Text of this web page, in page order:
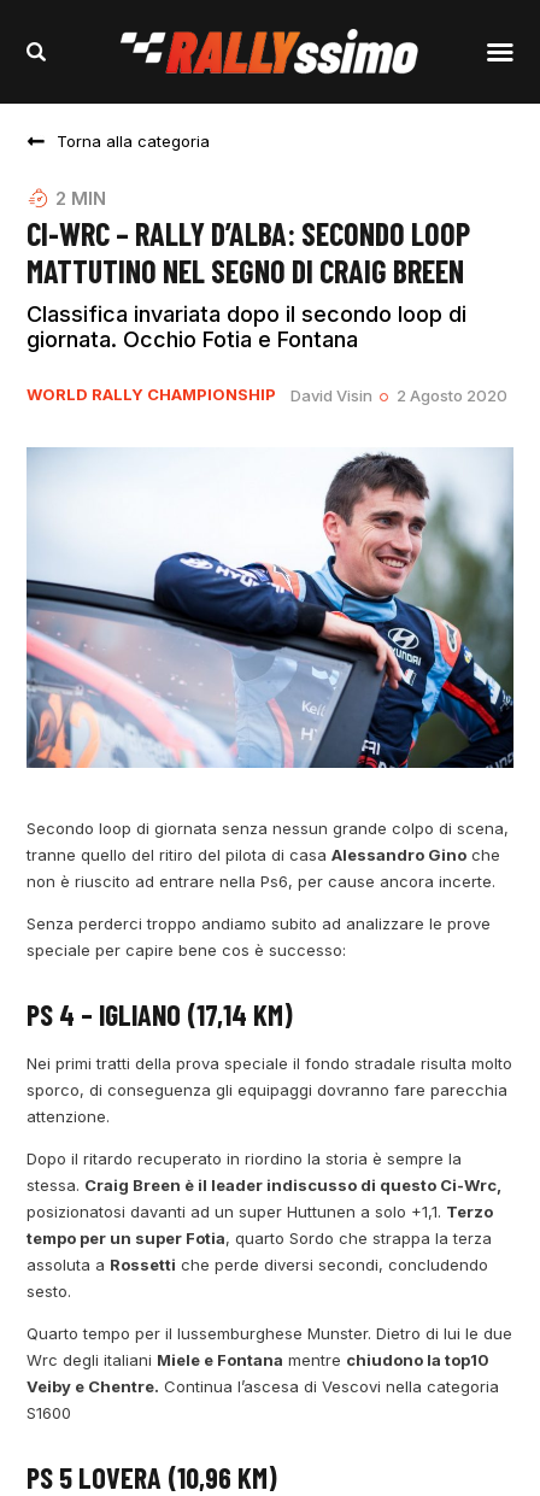
Torna alla categoria
2 MIN
CI-WRC – RALLY D’ALBA: SECONDO LOOP
MATTUTINO NEL SEGNO DI CRAIG BREEN
Classifica invariata dopo il secondo loop di
giornata. Occhio Fotia e Fontana
WORLD RALLY CHAMPIONSHIP David Visin 2 Agosto 2020
Secondo loop di giornata senza nessun grande colpo di scena,
tranne quello del ritiro del pilota di casaAlessandro Gino che
non è riuscito ad entrare nella Ps6, per cause ancora incerte.
Senza perderci troppo andiamo subito ad analizzare le prove
speciale per capire bene cos è successo:
PS 4 – IGLIANO (17,14 KM)
Nei primi tratti della prova speciale il fondo stradale risulta molto
sporco, di conseguenza gli equipaggi dovranno fare parecchia
attenzione.
Dopo il ritardo recuperato in riordino la storia è sempre la
stessa. Craig Breen è il leader indiscusso di questo Ci-Wrc,
posizionatosi davanti ad un super Huttunen a solo +1,1. Terzo
tempo per un super Fotia, quarto Sordo che strappa la terza
assoluta a Rossetti che perde diversi secondi, concludendo
sesto.
Quarto tempo per il lussemburghese Munster. Dietro di lui le due
Wrc degli italiani Miele e Fontana mentre chiudono la top10
Veiby e Chentre. Continua l’ascesa di Vescovi nella categoria
S1600
PS 5 LOVERA (10,96 KM)